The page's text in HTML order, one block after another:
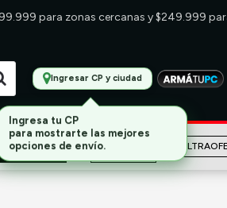
para zonas cercanas y $249.999
Ingresar CP y ciudad
MARCAS